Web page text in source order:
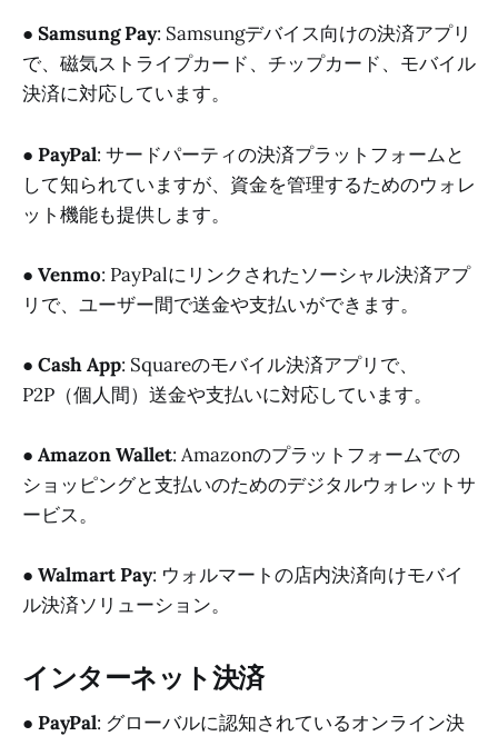
● Samsung Pay: Samsungデバイス向けの決済アプリ
で、磁気ストライプカード、チップカード、モバイル
決済に対応しています。
● PayPal: サードパーティの決済プラットフォームと
して知られていますが、資金を管理するためのウォレ
ット機能も提供します。
● Venmo: PayPalにリンクされたソーシャル決済アプ
リで、ユーザー間で送金や支払いができます。
● Cash App: Squareのモバイル決済アプリで、
P2P（個人間）送金や支払いに対応しています。
● Amazon Wallet: Amazonのプラットフォームでの
ショッピングと支払いのためのデジタルウォレットサ
ービス。
● Walmart Pay: ウォルマートの店内決済向けモバイ
ル決済ソリューション。
インターネット決済
● PayPal: グローバルに認知されているオンライン決